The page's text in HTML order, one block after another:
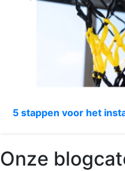
5 stappen voor het
Onze